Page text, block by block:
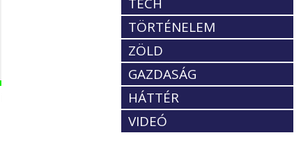
TÖRTÉNELEM
ZÖLD
GAZDASÁG
HÁTTÉR
VIDEÓ